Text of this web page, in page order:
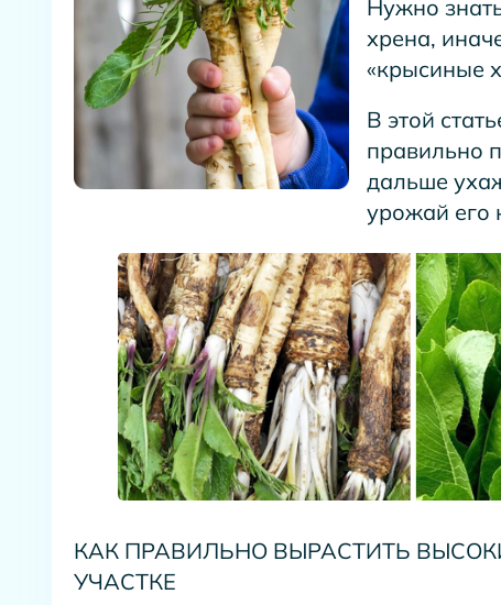
Нужно
хрена,
«крысиные
В этой
правильно
дальше
урожай его
КАК ПРАВИЛЬНО ВЫРАСТИТЬ
УЧАСТКЕ